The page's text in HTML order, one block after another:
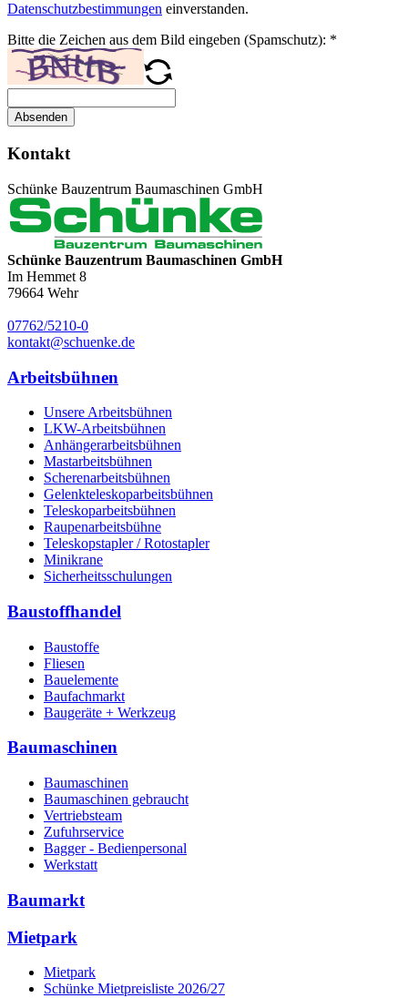
Datenschutzbestimmungen einverstanden.
Bitte die Zeichen aus dem Bild eingeben (Spamschutz): *
Absenden
Kontakt
Schünke Bauzentrum Baumaschinen GmbH
Schünke Bauzentrum Baumaschinen GmbH
Im Hemmet 8
79664 Wehr
07762/5210-0
kontakt@schuenke.de
Arbeitsbühnen
Unsere Arbeitsbühnen
LKW-Arbeitsbühnen
Anhängerarbeitsbühnen
Mastarbeitsbühnen
Scherenarbeitsbühnen
Gelenkteleskoparbeitsbühnen
Teleskoparbeitsbühnen
Raupenarbeitsbühne
Teleskopstapler / Rotostapler
Minikrane
Sicherheitsschulungen
Baustoffhandel
Baustoffe
Fliesen
Bauelemente
Baufachmarkt
Baugeräte + Werkzeug
Baumaschinen
Baumaschinen
Baumaschinen gebraucht
Vertriebsteam
Zufuhrservice
Bagger - Bedienpersonal
Werkstatt
Baumarkt
Mietpark
Mietpark
Schünke Mietpreisliste 2026/27